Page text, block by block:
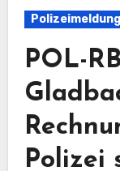
Polizeimeldung
POL-
Polizei